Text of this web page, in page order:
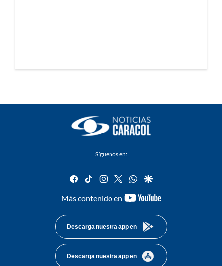
Síguenos en:
facebook
tiktok instagram
twitterwhatsapp
google
Más contenido en
youtube-
Descarga nuestra app en
Descarga nuestra app en